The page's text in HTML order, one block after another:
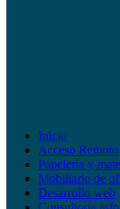
Inicio
Acceso Remoto
Papelería y
Mobiliario de
Desarrollo web